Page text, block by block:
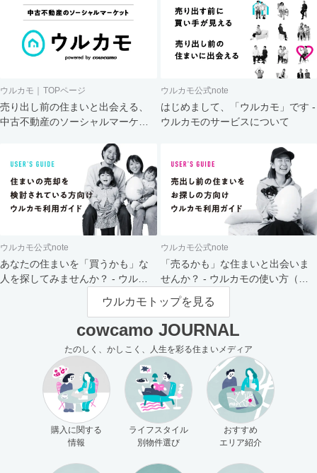
ウルカモ｜TOPページ
売り出し前の住まいと出会える、
中古不動産のソーシャルマーケッ
ウルカモ公式note
はじめまして、「ウルカモ」です -
ウルカモのサービスについて
ウルカモ公式note
あなたの住まいを「買うかも」な
人を探してみませんか？ - ウルカ
ウルカモ公式note
「売るかも」な住まいと出会いま
せんか？ - ウルカモの使い方（買
主さま向け）
ウルカモトップを見る
cowcamo JOURNAL
たのしく、かしこく、人生を彩る住まいメディア
購入に関する
情報
ライフスタイル
別物件選び
おすすめ
エリア紹介